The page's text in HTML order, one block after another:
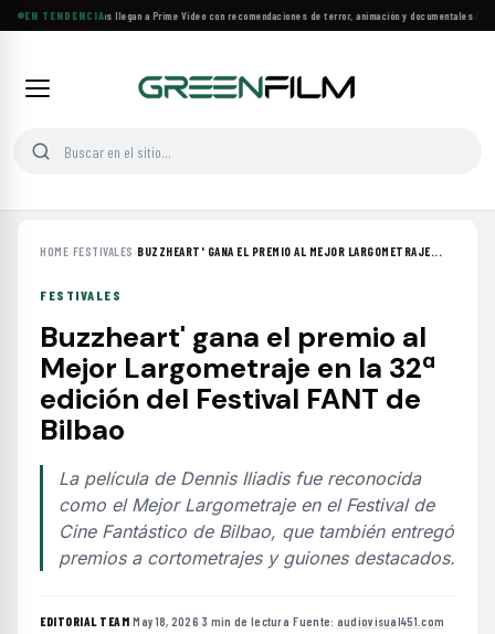
EN TENDENCIA
Más de 160 estrenos llegan a Prime Video con recomendaciones de terror, animación y documentales·Las
HOME›FESTIVALES ›BUZZHEART' GANA EL PREMIO AL MEJOR LARGOMETRAJE...
FESTIVALES
Buzzheart' gana el premio al
Mejor Largometraje en la 32ª
edición del Festival FANT de
Bilbao
La película de Dennis Iliadis fue reconocida
como el Mejor Largometraje en el Festival de
Cine Fantástico de Bilbao, que también entregó
premios a cortometrajes y guiones destacados.
EDITORIAL TEAM·May 18, 2026·3 min de lectura·Fuente: audiovisual451.com